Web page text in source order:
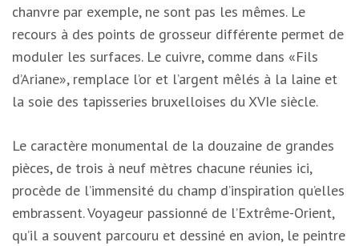
chanvre par exemple, ne sont pas les mêmes. Le
recours à des points de grosseur différente permet de
moduler les surfaces. Le cuivre, comme dans «Fils
d’Ariane», remplace l’or et l’argent mêlés à la laine et
la soie des tapisseries bruxelloises du XVIe siècle.
Le caractère monumental de la douzaine de grandes
pièces, de trois à neuf mètres chacune réunies ici,
procède de l’immensité du champ d’inspiration qu’elles
embrassent. Voyageur passionné de l’Extrême-Orient,
qu’il a souvent parcouru et dessiné en avion, le peintre